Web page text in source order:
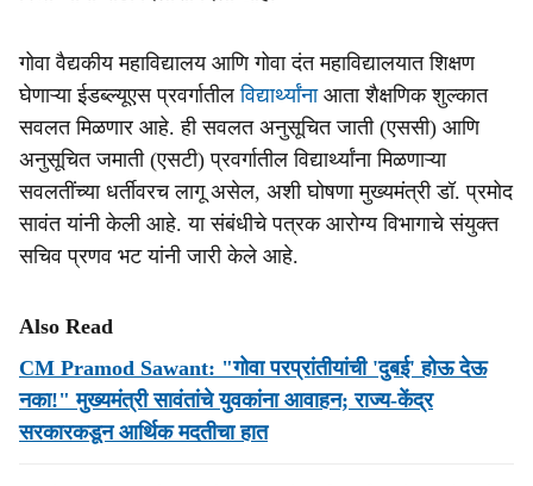
गोवा वैद्यकीय महाविद्यालय आणि गोवा दंत महाविद्यालयात शिक्षण
घेणाऱ्या ईडब्‍ल्यूएस प्रवर्गातील विद्यार्थ्यांना आता शैक्षणिक शुल्कात
सवलत मिळणार आहे. ही सवलत अनुसूचित जाती (एससी) आणि
अनुसूचित जमाती (एसटी) प्रवर्गातील विद्यार्थ्यांना मिळणाऱ्या
सवलतींच्या धर्तीवरच लागू असेल, अशी घोषणा मुख्यमंत्री डॉ. प्रमोद
सावंत यांनी केली आहे. या संबंधीचे पत्रक आरोग्य विभागाचे संयुक्त
सचिव प्रणव भट यांनी जारी केले आहे.
Also Read
CM Pramod Sawant: "गोवा परप्रांतीयांची 'दुबई' होऊ देऊ
नका!" मुख्यमंत्री सावंतांचे युवकांना आवाहन; राज्य-केंद्र
सरकारकडून आर्थिक मदतीचा हात